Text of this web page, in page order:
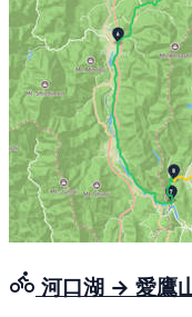
河口湖 → 愛鷹